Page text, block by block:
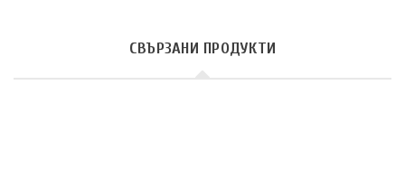
СВЪРЗАНИ ПРОДУКТИ